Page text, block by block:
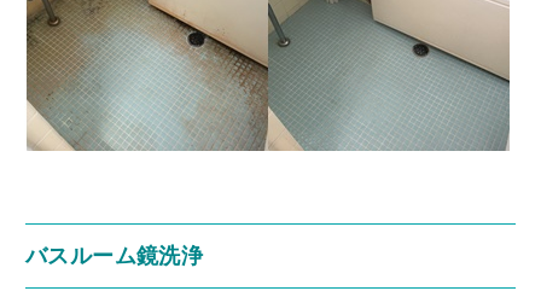
バスルーム鏡洗浄